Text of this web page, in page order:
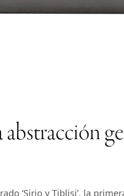
abstracción
‘Sirio y Tiblisi’, la